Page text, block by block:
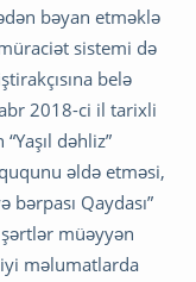
bəyan etməklə
sistemi də
belə
2018-ci il tarixli
dəhliz”
əldə etməsi,
bərpası Qaydası”
müəyyən
məlumatlarda